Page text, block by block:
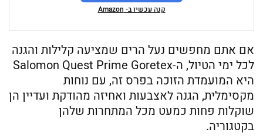
קנה עכשיו ב- Amazon
אם אתם מחפשים נעל הרים שמציעה קלילות והגנה
לכל ימי הטיול, ה-Salomon Quest Prime Goretex
היא המועמדת הזוכה בפרס זה, עם נוחות
מקסימלית, הגנה לאצבעות ואחיזה מהודקת ועדיין הן
שוקלות פחות כמעט מכל המתחרות שלהן
בקטגוריה.